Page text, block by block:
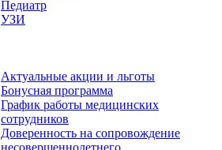
Педиатр
УЗИ
Актуальные акции и льготы
Бонусная программа
График работы медицинских
сотрудников
Доверенность на сопровождение
несовершеннолетнего